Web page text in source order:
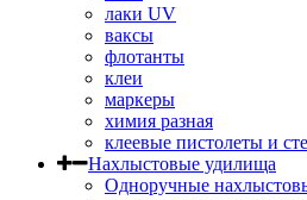
лаки UV
ваксы
флотанты
клеи
маркеры
химия разная
клеевые пистолеты и
Нахлыстовые удилища
Одноручные